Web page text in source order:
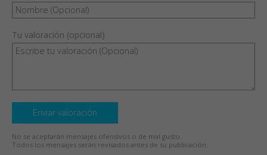
Tu valoración (opcional)
Enviar valoración
No se aceptarán mensajes ofensivos o de mal gusto.
Todos los mensajes serán revisados antes de su publicación.